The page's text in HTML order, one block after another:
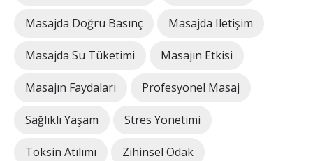
Masajda Doğru Basınç Masajda Iletişim
Masajda Su Tüketimi Masajın Etkisi
Masajın Faydaları Profesyonel Masaj
Sağlıklı Yaşam Stres Yönetimi
Toksin Atılımı Zihinsel Odak